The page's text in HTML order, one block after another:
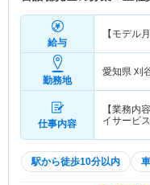
給与
【モデル
勤務地
愛知県 刈
仕事内容
【業務内
イサービ
駅から徒歩10分以内